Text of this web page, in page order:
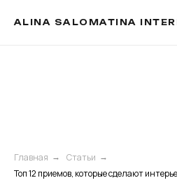
ALINA SALOMATINA
Главная → Статьи →
Топ 12 приемов, которые сделают
Автор:Анастасия Лопатина
Специалист:Ведущий
дизайнер